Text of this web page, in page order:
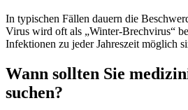
In typischen Fällen dauern die
Virus wird oft als „Winter-Brechvirus“
Infektionen zu jeder Jahreszeit möglich
Wann sollten Sie
suchen?